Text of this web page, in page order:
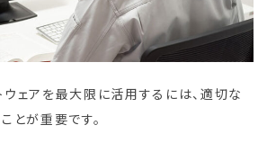
ェアを最大限に活用するには、適切な
とが重要です。